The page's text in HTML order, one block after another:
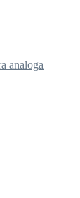
analoga